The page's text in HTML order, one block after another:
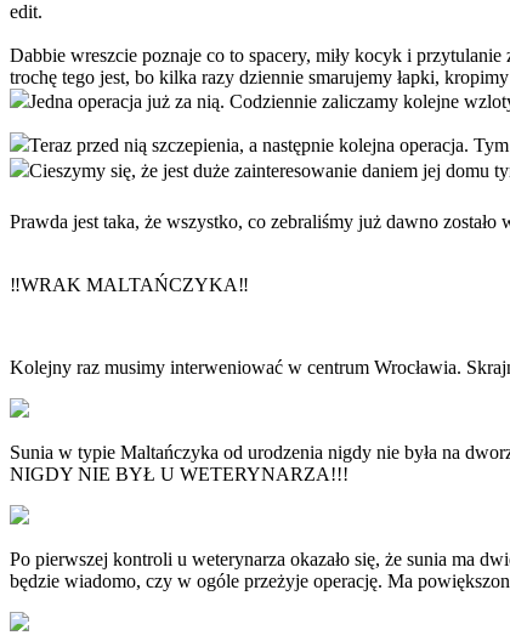
edit.
Dabbie wreszcie poznaje co to spacery, miły kocyk i przytulanie
trochę tego jest, bo kilka razy dziennie smarujemy łapki,
Jedna operacja już za nią. Codziennie zaliczamy kolejne
Teraz przed nią szczepienia, a następnie kolejna operacja.
Cieszymy się, że jest duże zainteresowanie daniem jej
Prawda jest taka, że wszystko, co zebraliśmy już dawno
‼️WRAK MALTAŃCZYKA‼️
Kolejny raz musimy interweniować w centrum Wrocławia.
Sunia w typie Maltańczyka od urodzenia nigdy nie była na
NIGDY NIE BYŁ U WETERYNARZA!!!
Po pierwszej kontroli u weterynarza okazało się, że sunia ma
będzie wiadomo, czy w ogóle przeżyje operację. Ma